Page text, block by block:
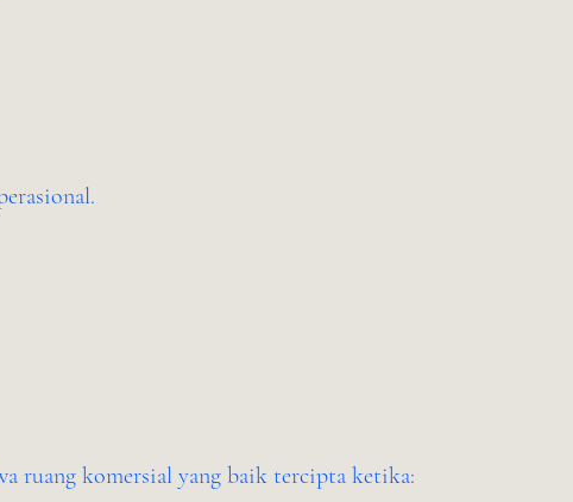
ruang komersial yang baik tercipta ketika: